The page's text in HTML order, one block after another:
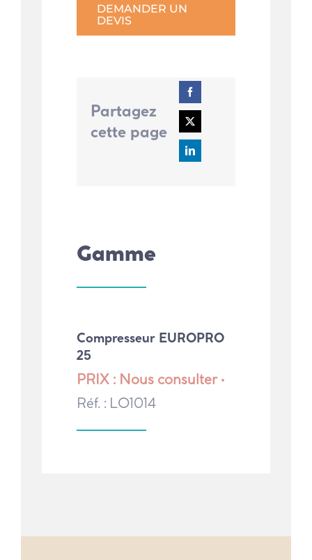
DEMANDER UN
DEVIS
Partagez
cette page
Gamme
Compresseur EUROPRO
25
PRIX : Nous consulter •
Réf. : LO1014